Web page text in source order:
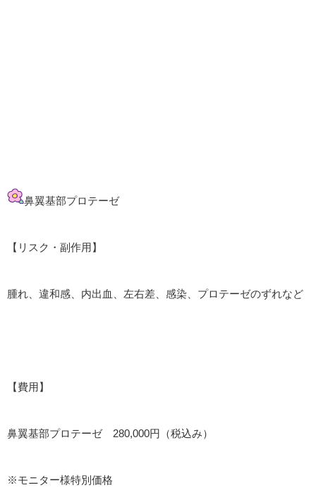
鼻翼基部プロテーゼ
【リスク・副作用】
腫れ、違和感、内出血、左右差、感染、プロテーゼのずれなど
【費用】
鼻翼基部プロテーゼ 280,000円（税込み）
※モニター様特別価格